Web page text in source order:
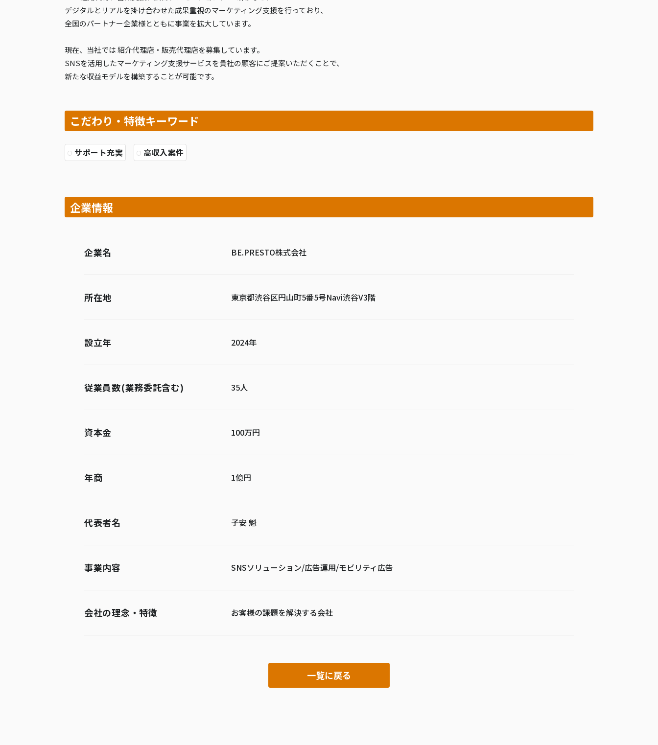
デジタルとリアルを掛け合わせた成果重視のマーケティング支援を行っており、
全国のパートナー企業様とともに事業を拡大しています。
現在、当社では 紹介代理店・販売代理店を募集しています。
SNSを活用したマーケティング支援サービスを貴社の顧客にご提案いただくことで、
新たな収益モデルを構築することが可能です。
こだわり・特徴キーワード
サポート充実 高収入案件
企業情報
企業名 BE.PRESTO株式会社
所在地 東京都渋谷区円山町5番5号Navi渋谷V3階
設立年 2024年
従業員数(業務委託含む) 35人
資本金 100万円
年商 1億円
代表者名 子安 魁
事業内容 SNSソリューション/広告運用/モビリティ広告
会社の理念・特徴 お客様の課題を解決する会社
一覧に戻る